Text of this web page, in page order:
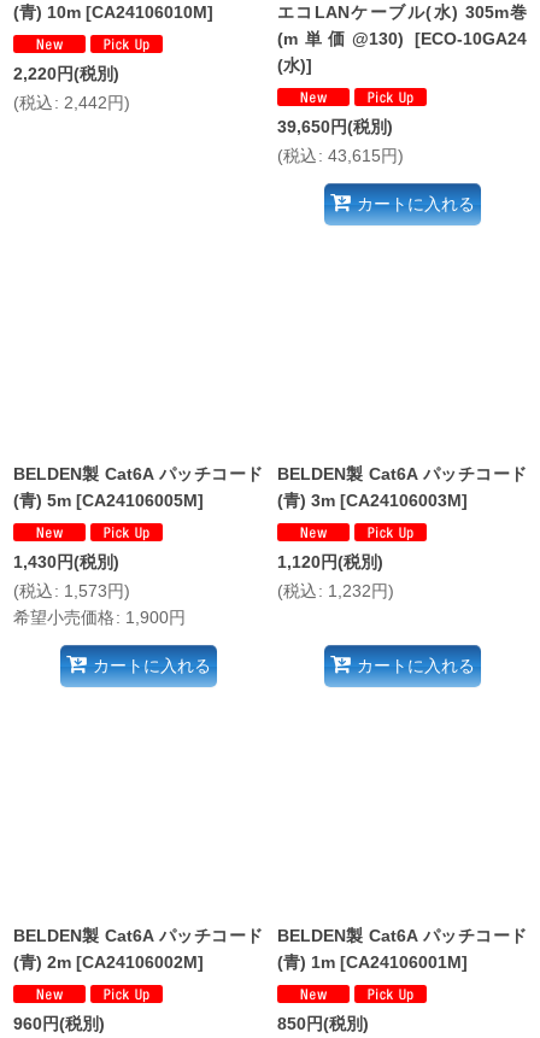
(青) 10m [CA24106010M]
2,220円(税別)
(税込: 2,442円)
エコLANケーブル(水) 305m巻
(m単価@130)
[ECO-10GA24
(水)]
39,650円(税別)
(税込: 43,615円)
カートに入れる
BELDEN製 Cat6A パッチコード
(青) 5m [CA24106005M]
1,430円(税別)
(税込: 1,573円)
希望小売価格: 1,900円
カートに入れる
BELDEN製 Cat6A パッチコード
(青) 3m [CA24106003M]
1,120円(税別)
(税込: 1,232円)
カートに入れる
BELDEN製 Cat6A パッチコード
(青) 2m [CA24106002M]
960円(税別)
BELDEN製 Cat6A パッチコード
(青) 1m [CA24106001M]
850円(税別)